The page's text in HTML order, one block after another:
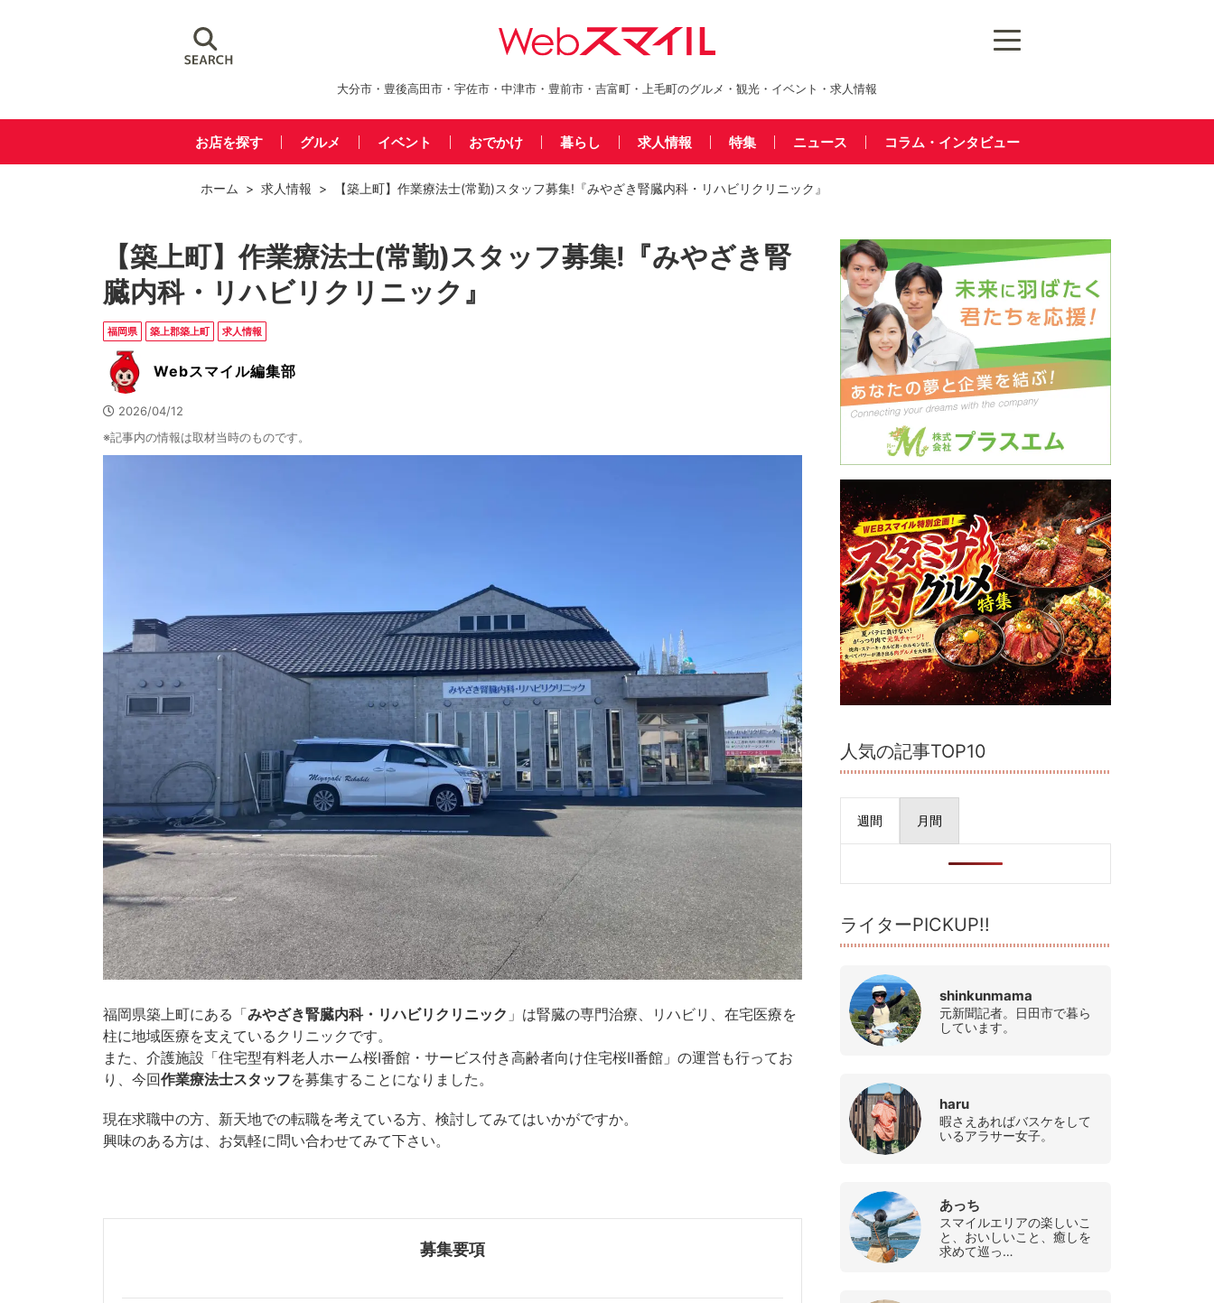
大分市・豊後高田市・宇佐市・中津市・豊前市・吉富町・上毛町のグルメ・観光・イベント・求人情報
お店を探す グルメ イベント おでかけ 暮らし 求人情報 特集 ニュース コラム・インタビュー
ホーム > 求人情報 > 【築上町】作業療法士(常勤)スタッフ募集!『みやざき腎臓内科・リハビリクリニック』
【築上町】作業療法士(常勤)スタッフ募集!『みやざき腎
臓内科・リハビリクリニック』
福岡県 築上郡築上町 求人情報
Webスマイル編集部
2026/04/12
※記事内の情報は取材当時のものです。
福岡県築上町にある「みやざき腎臓内科・リハビリクリニック 」は腎臓の専門治療、リハビリ、在宅医療を
柱に地域医療を支えているクリニックです。
また、介護施設「住宅型有料老人ホーム桜Ⅰ番館・サービス付き高齢者向け住宅桜Ⅱ番館」の運営も行ってお
り、今回作業療法士スタッフを募集することになりました。
現在求職中の方、新天地での転職を考えている方、検討してみてはいかがですか。
興味のある方は、お気軽に問い合わせてみて下さい。
募集要項
人気の記事TOP10
週間 月間
ライターPICKUP!!
shinkunmama
元新聞記者。日田市で暮ら
しています。
haru
暇さえあればバスケをして
いるアラサー女子。
あっち
スマイルエリアの楽しいこ
と、おいしいこと、癒しを
求めて巡っ…